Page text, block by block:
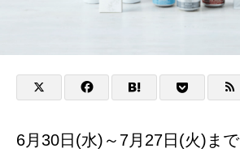
6月30日(水)～7月27日(火)まで